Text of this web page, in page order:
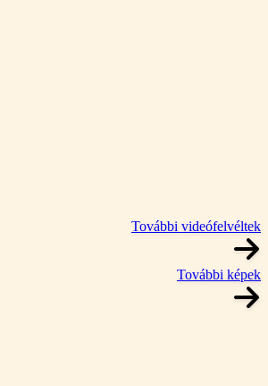
További videófelvéltek
További képek